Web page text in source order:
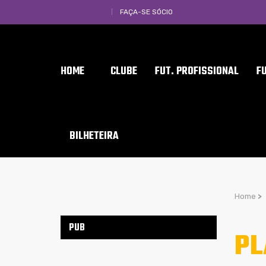
FAÇA-SE SÓCIO
HOME CLUBE FUT. PROFISSIONAL
BILHETEIRA
Home >
PUB